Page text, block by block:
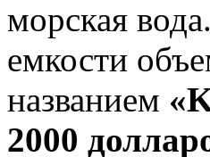
морская
емкости
названием
2000